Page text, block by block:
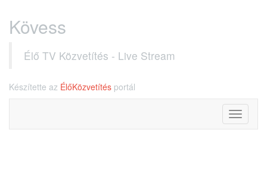
Kövess
Élő TV Közvetítés - Live Stream
Készítette az ÉlőKözvetítés portál
Toggle